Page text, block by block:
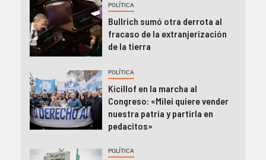
POLÍTICA
Bullrich sumó otra derrota al
fracaso de la extranjerización
de la tierra
POLÍTICA
Kicillof en la marcha al
Congreso: «Milei quiere vender
nuestra patria y partirla en
pedacitos»
POLÍTICA